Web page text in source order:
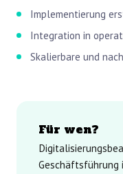
Implementierung
Integration in
Skalierbare und
Für wen?
Geschäftsführung